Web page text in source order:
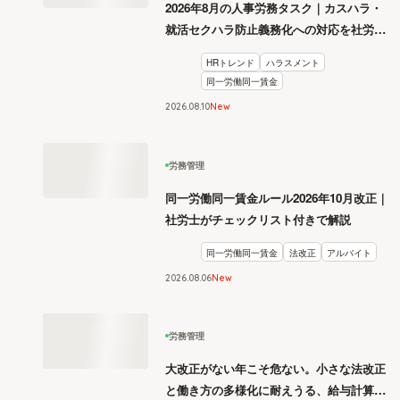
2026年8月の人事労務タスク｜カスハラ・
就活セクハラ防止義務化への対応を社労士
HRトレンド
ハラスメント
同一労働同一賃金
2026.0810New
労務管理
同一労働同一賃金ルール2026年10月改正｜
社労士がチェックリスト付きで解説
同一労働同一賃金 法改正 アルバイト
2026.08 06New
労務管理
大改正がない年こそ危ない。小さな法改正
と働き方の多様化に耐えうる、給与計算と